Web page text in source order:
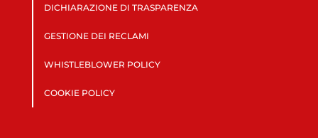
DICHIARAZIONE DI TRASPARENZA
GESTIONE DEI RECLAMI
WHISTLEBLOWER POLICY
COOKIE POLICY